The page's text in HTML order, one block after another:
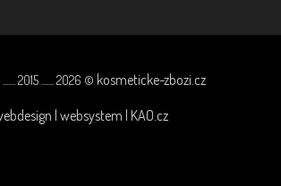
2015 ....... 2026 © kosmeticke-zbozi.cz
| websystem | KAO.cz